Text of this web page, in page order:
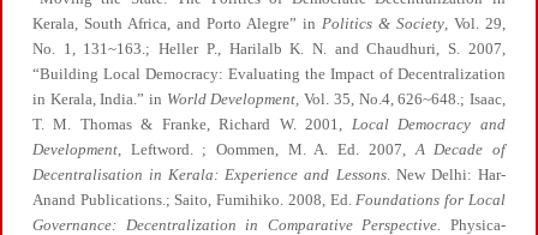
Kerala, South Africa, and Porto Alegre” in Politics & Society, Vol. 29,
No. 1, 131~163.; Heller P., Harilalb K. N. and Chaudhuri, S. 2007,
“Building Local Democracy: Evaluating the Impact of Decentralization
in Kerala, India.” in World Development,Vol. 35, No.4, 626~648.; Isaac,
T. M. Thomas & Franke, Richard W. 2001, Local Democracy and
Development , Leftword. ; Oommen, M. A. Ed. 2007, A Decade of
Decentralisation in Kerala: Experience and Lessons. New Delhi: Har-
Anand Publications.; Saito, Fumihiko. 2008, Ed. Foundations for Local
Governance: Decentralization in Comparative Perspective.
Physica-